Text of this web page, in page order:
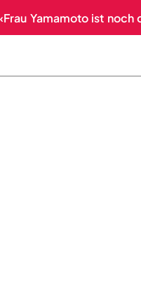
Yamamoto ist noch da»